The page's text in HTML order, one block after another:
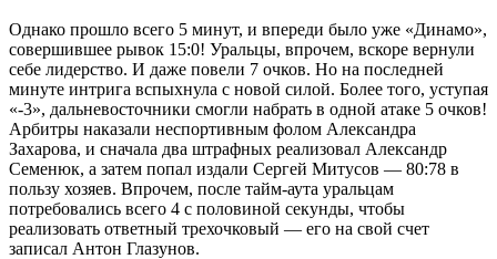
Однако прошло всего 5 минут, и впереди было уже «Динамо»,
совершившее рывок 15:0! Уральцы, впрочем, вскоре вернули
себе лидерство. И даже повели 7 очков. Но на последней
минуте интрига вспыхнула с новой силой. Более того, уступая
«-3», дальневосточники смогли набрать в одной атаке 5 очков!
Арбитры наказали неспортивным фолом Александра
Захарова, и сначала два штрафных реализовал Александр
Семенюк, а затем попал издали Сергей Митусов — 80:78 в
пользу хозяев. Впрочем, после тайм-аута уральцам
потребовались всего 4 с половиной секунды, чтобы
реализовать ответный трехочковый — его на свой счет
записал Антон Глазунов.